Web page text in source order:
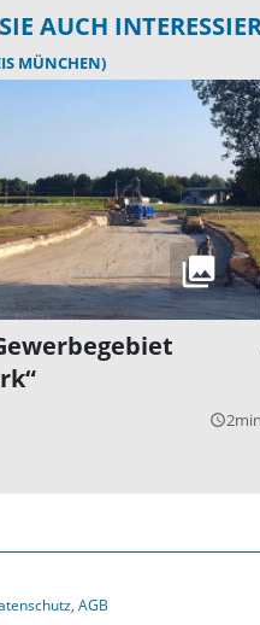
AUCH
MÜNCHEN)
query_builder
AGB